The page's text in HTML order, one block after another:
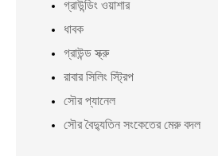
গ্রাউন্ডিং ওয়াশার
ধাবক
গ্রাউন্ড স্ক্রু
রাবার সিলিং স্ট্রিপ
সৌর প্যানেল
সৌর বৈদ্যুতিন সংকেতের মেরু বদল